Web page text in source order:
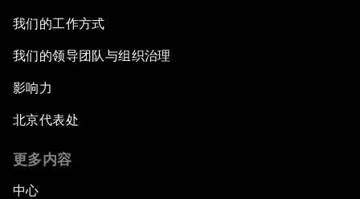
我们的工作方式
我们的领导团队与组织治理
影响力
北京代表处
更多内容
中心